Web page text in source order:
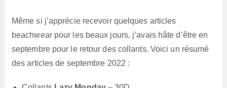
Même si j’apprécie recevoir quelques articles
beachwear pour les beaux jours, j’avais hâte d’être en
septembre pour le retour des collants. Voici un résumé
des articles de septembre 2022 :